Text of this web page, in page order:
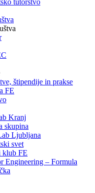
tutorstvo
štipendije in prakse
FE
Kranj
skupina
Ljubljana
svet
klub FE
Engineering – Formula